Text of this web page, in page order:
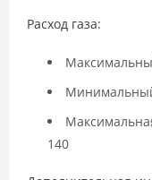
Расход газа:
140